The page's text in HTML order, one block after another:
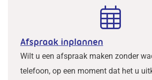
Afspraak inplannen
Wilt u een afspraak maken zonder
telefoon, op een moment dat het u